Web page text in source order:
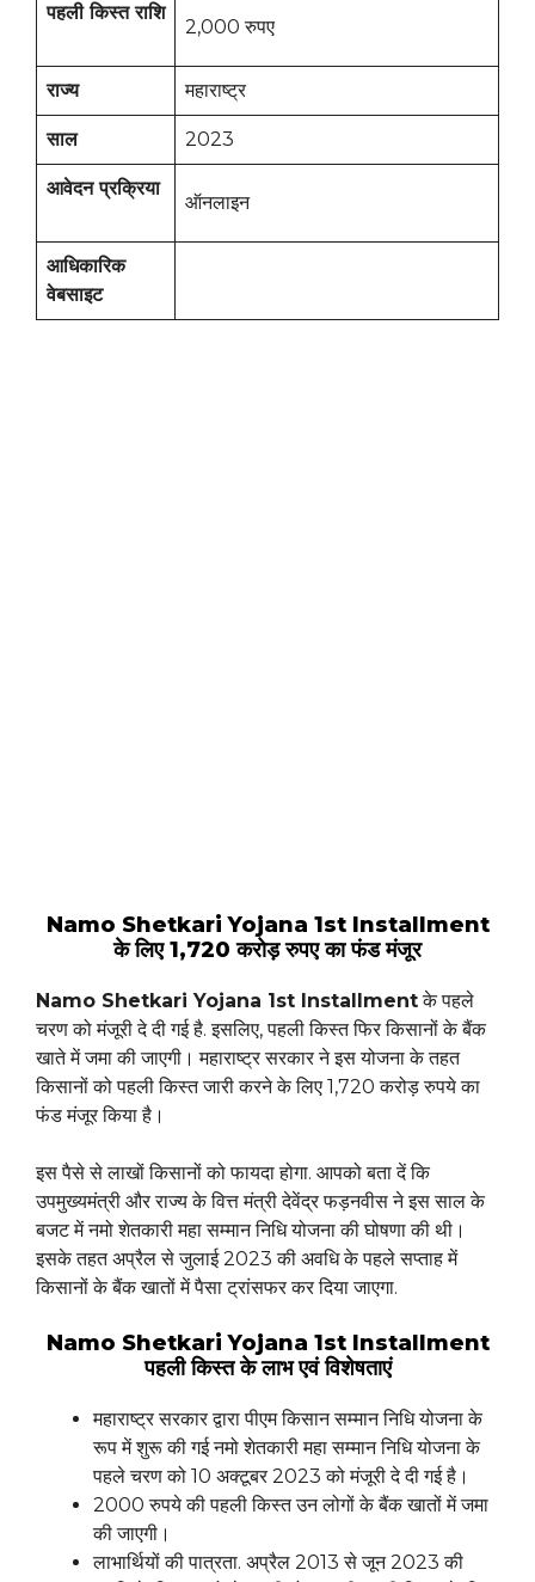
पहली किस्त राशि
2,000 रुपए
राज्य महाराष्ट्र
साल 2023
आवेदन प्रक्रिया
ऑनलाइन
आधिकारिक
वेबसाइट
Namo Shetkari Yojana 1st Installment
के लिए 1,720 करोड़ रुपए का फंड मंजूर
Namo Shetkari Yojana 1st Installmentके पहले
चरण को मंजूरी दे दी गई है. इसलिए, पहली किस्त फिर किसानों के बैंक
खाते में जमा की जाएगी। महाराष्ट्र सरकार ने इस योजना के तहत
किसानों को पहली किस्त जारी करने के लिए 1,720 करोड़ रुपये का
फंड मंजूर किया है।
इस पैसे से लाखों किसानों को फायदा होगा. आपको बता दें कि
उपमुख्यमंत्री और राज्य के वित्त मंत्री देवेंद्र फड़नवीस ने इस साल के
बजट में नमो शेतकारी महा सम्मान निधि योजना की घोषणा की थी।
इसके तहत अप्रैल से जुलाई 2023 की अवधि के पहले सप्ताह में
किसानों के बैंक खातों में पैसा ट्रांसफर कर दिया जाएगा.
Namo Shetkari Yojana 1st Installment
पहली किस्त के लाभ एवं विशेषताएं
महाराष्ट्र सरकार द्वारा पीएम किसान सम्मान निधि योजना के
रूप में शुरू की गई नमो शेतकारी महा सम्मान निधि योजना के
पहले चरण को 10 अक्टूबर 2023 को मंजूरी दे दी गई है।
2000 रुपये की पहली किस्त उन लोगों के बैंक खातों में जमा
की जाएगी।
लाभार्थियों की पात्रता. अप्रैल 2013 से जून 2023 की